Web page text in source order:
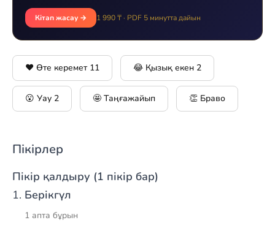
Кітап жасау → 1 990 ₸ · PDF 5 минутта дайын
❤️ Өте керемет 11 😂 Қызық екен 2
😮 Уау 2 🤩 Таңғажайып 👏 Браво
Пікірлер
Пікір қалдыру (1 пікір бар)
Берікгүл
1 апта бұрын